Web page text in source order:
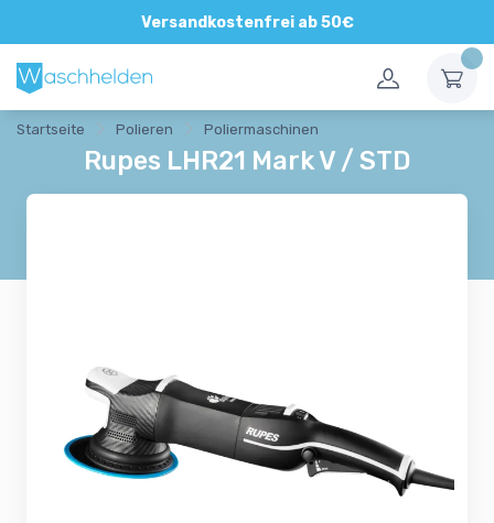
Versandkostenfrei ab 50€
Startseite Polieren Poliermaschinen
Rupes LHR21 Mark V / STD